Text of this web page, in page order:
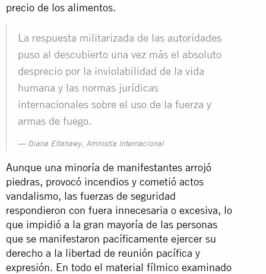
precio de los alimentos.
La respuesta militarizada de las autoridades
puso al descubierto una vez más el absoluto
desprecio por la inviolabilidad de la vida
humana y las normas jurídicas
internacionales sobre el uso de la fuerza y
armas de fuego.
Diana Eltahawy, Amnistía Internacional
Aunque una minoría de manifestantes arrojó
piedras, provocó incendios y cometió actos
vandalismo, las fuerzas de seguridad
respondieron con fuera innecesaria o excesiva, lo
que impidió a la gran mayoría de las personas
que se manifestaron pacíficamente ejercer su
derecho a la libertad de reunión pacífica y
expresión. En todo el material fílmico examinado